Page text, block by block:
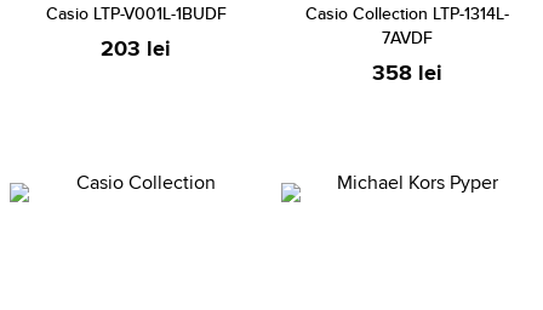
Casio LTP-V001L-1BUDF
203 lei
Casio Collection LTP-1314L-
7AVDF
358 lei